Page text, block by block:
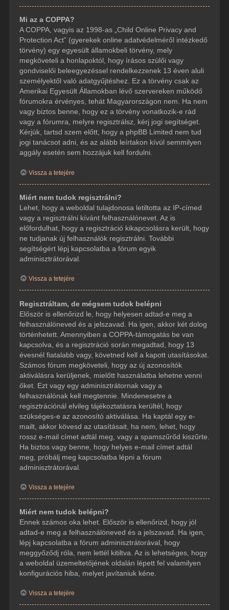
Mi az a COPPA?
A COPPA, vagyis az 1998-as „Child Online Privacy and
Protection Act” (gyerekek online adatvédelméről intézkedő
törvény) egy egyesült államokbeli törvény, mely
megköveteli a honlapoktól, hogy írásos szülői vagy
gondviselői beleegyezéssel rendelkezzenek 13 éven aluli
személyektől való adatgyűjtéshez. Ez a törvény csak az
Amerikai Egyesült Államokban lévő szervereken működő
fórumokra érvényes, tehát Magyarországon nem. Ha nem
vagy biztos benne, hogy ez a törvény vonatkozik-e rád
vagy a fórumra, melyre regisztrálsz, kérj jogi segítséget.
Kérjük, tartsd szem előtt, hogy a phpBB Limited nem tud
jogi tanácsot adni, és az alább leírtakon kívül semmilyen
aggály esetén sem hozzájuk kell fordulni.
Vissza a tetejére
Miért nem tudok regisztrálni?
Lehet, hogy a weboldal tulajdonosa letiltotta az IP-címed
vagy a regisztrálni kívánt felhasználónevet. Az is
előfordulhat, hogy a regisztráció kikapcsolásra került, hogy
ne tudjanak új felhasználók regisztrálni. További
segítségért lépj kapcsolatba a fórum egyik
adminisztrátorával.
Vissza a tetejére
Regisztráltam, de mégsem tudok belépni
Először is ellenőrizd le, hogy helyesen adtad-e meg a
felhasználóneved és a jelszavad. Ha igen, akkor két dolog
történhetett. Amennyiben a COPPA-támogatás be van
kapcsolva, és a regisztráció során megadtad, hogy 13
évesnél fiatalabb vagy, követned kell a kapott utasításokat.
Számos fórum megköveteli, hogy az új azonosítók
aktiválásra kerüljenek, mielőtt használatba lehetne venni
őket. Ezt vagy egy adminisztrátornak vagy a
felhasználónak kell megtennie. Mindenesetre a
regisztrációnál elvileg tájékoztatásra kerültél, hogy
szükséges-e az azonosító aktiválása. Ha kaptál egy e-
mailt, akkor kövesd az utasításait, ha nem, lehet, hogy
rossz e-mail címet adtál meg, vagy a spamszűrőd kiszűrte.
Ha biztos vagy benne, hogy helyes e-mail címet adtál
meg, próbálj meg kapcsolatba lépni a fórum
adminisztrátorával.
Vissza a tetejére
Miért nem tudok belépni?
Ennek számos oka lehet. Először is ellenőrizd, hogy jól
adtad-e meg a felhasználóneved és a jelszavad. Ha igen,
lépj kapcsolatba a fórum adminisztrátorával, hogy
meggyőződj róla, nem lettél kitiltva. Az is lehetséges, hogy
a weboldal üzemeltetőjének oldalán lépett fel valamilyen
konfigurációs hiba, melyet javítaniuk kéne.
Vissza a tetejére